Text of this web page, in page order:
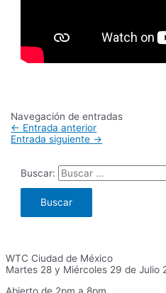
Navegación de entradas
← Entrada anterior
Entrada siguiente →
Buscar:
WTC Ciudad de México
Martes 28 y Miércoles 29 de Julio